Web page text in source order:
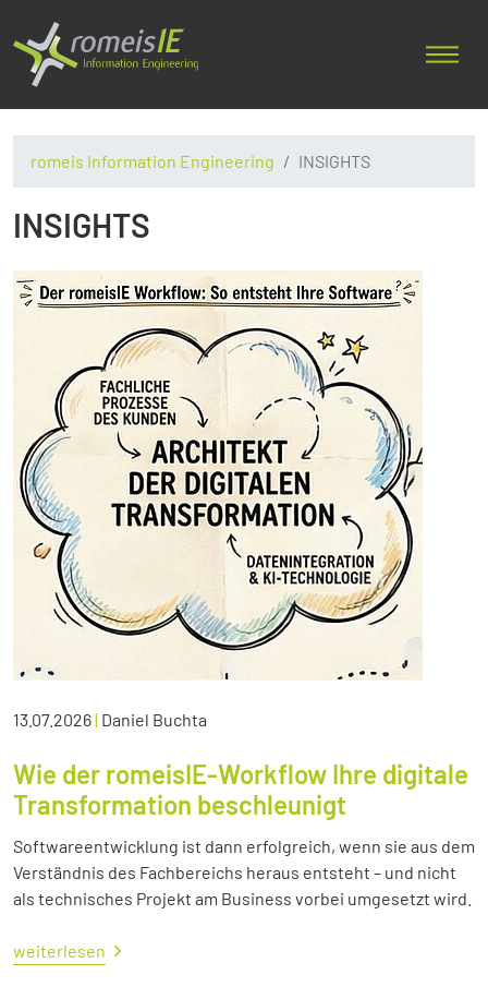
romeis Information Engineering INSIGHTS
INSIGHTS
13.07.2026| Daniel Buchta
Wie der romeisIE-Workflow Ihre digitale
Transformation beschleunigt
Softwareentwicklung ist dann erfolgreich, wenn sie aus dem
Verständnis des Fachbereichs heraus entsteht – und nicht
als technisches Projekt am Business vorbei umgesetzt wird.
weiterlesen